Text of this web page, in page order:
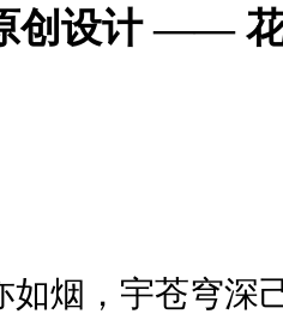
创设计 ——
烟，宇苍穹深